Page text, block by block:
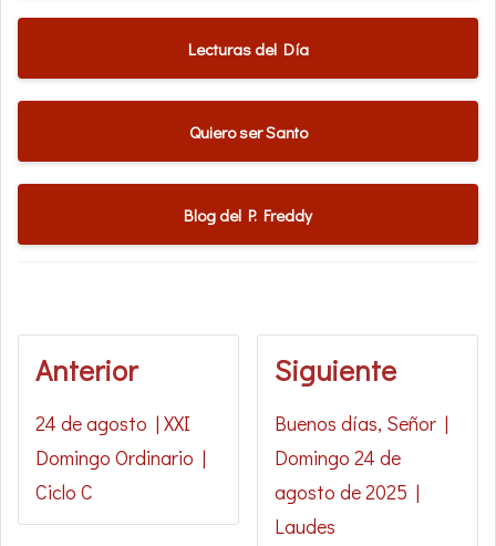
Lecturas del Día
Quiero ser Santo
Blog del P. Freddy
Anterior
24 de agosto | XXI
Domingo Ordinario |
Ciclo C
Siguiente
Buenos días, Señor |
Domingo 24 de
agosto de 2025 |
Laudes